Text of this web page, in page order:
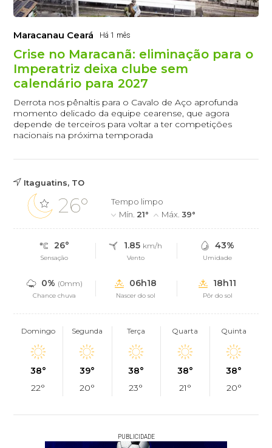
Maracanau Ceará Há 1 mês
Crise no Maracanã: eliminação para o
Imperatriz deixa clube sem
calendário para 2027
Derrota nos pênaltis para o Cavalo de Aço aprofunda
momento delicado da equipe cearense, que agora
depende de terceiros para voltar a ter competições
nacionais na próxima temporada
Itaguatins, TO
26°
Tempo limpo
Mín. 21° Máx.39°
26°
Sensação
1.85 km/h
Vento
43%
Umidade
0% (0mm)
Chance chuva
06h18
Nascer do sol
18h11
Pôr do sol
Domingo
38°
22°
Segunda
39°
20°
Terça
38°
23°
Quarta
38°
21°
Quinta
38°
20°
PUBLICIDADE